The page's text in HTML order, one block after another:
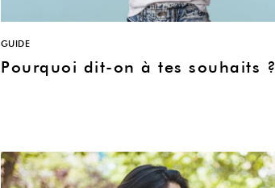
GUIDE
Pourquoi dit-on à tes souhaits ?